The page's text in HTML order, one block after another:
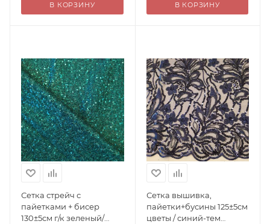
В КОРЗИНУ В КОРЗИНУ
Сетка стрейч с
пайетками + бисер
130±5см г/к зеленый/
Сетка вышивка,
пайетки+бусины 125±5см
цветы / синий-тем